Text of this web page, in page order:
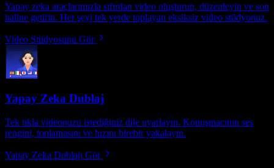
Yapay zeka araçlarımızla sıfırdan video oluşturun, düzenleyin ve son
haline getirin. Her şeyi tek yerde toplayan eksiksiz video stüdyonuz.
Video Stüdyosunu Gör
Yapay Zeka Dublaj
Tek tıkla videonuzu istediğiniz dile uyarlayın. Konuşmacının ses
rengini, tonlamasını ve hızını birebir yakalayın.
Yapay Zeka Dublajı Gör